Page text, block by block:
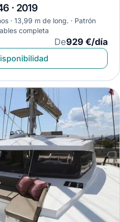
· 2019
13,99 m de long.
Patrón
completa
De929 €/día